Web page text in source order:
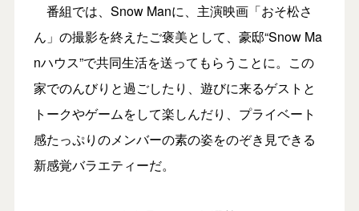
番組では、Snow Manに、主演映画「おそ松さ
ん」の撮影を終えたご褒美として、豪邸“Snow Ma
nハウス”で共同生活を送ってもらうことに。この
家でのんびりと過ごしたり、遊びに来るゲストと
トークやゲームをして楽しんだり、プライベート
感たっぷりのメンバーの素の姿をのぞき見できる
新感覚バラエティーだ。